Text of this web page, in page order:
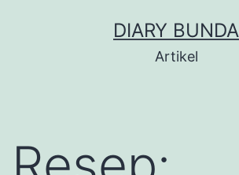
DIARY BUNDA
Artikel